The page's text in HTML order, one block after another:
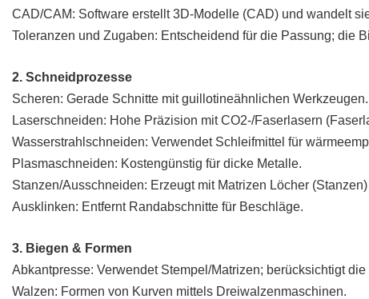
CAD/CAM: Software erstellt 3D-Modelle (CAD) und wandelt
Toleranzen und Zugaben: Entscheidend für die Passung; die
2. Schneidprozesse
Scheren: Gerade Schnitte mit guillotineähnlichen Werkzeugen.
Laserschneiden: Hohe Präzision mit CO2-/Faserlasern
Wasserstrahlschneiden: Verwendet Schleifmittel für
Plasmaschneiden: Kostengünstig für dicke Metalle.
Stanzen/Ausschneiden: Erzeugt mit Matrizen Löcher
Ausklinken: Entfernt Randabschnitte für Beschläge.
3. Biegen & Formen
Abkantpresse: Verwendet Stempel/Matrizen; berücksichtigt
Walzen: Formen von Kurven mittels Dreiwalzenmaschinen.